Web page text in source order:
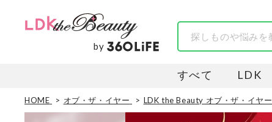
by
すべて LDK
HOME オブ・ザ・イヤー LDK the Beauty オブ・ザ・イヤー